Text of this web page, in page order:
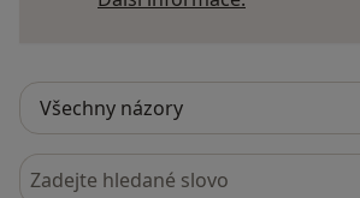
Hledejte v názorech